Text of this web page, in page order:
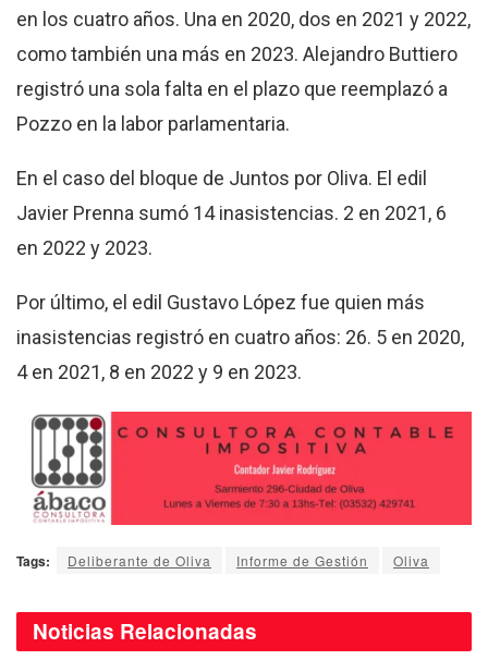
en los cuatro años. Una en 2020, dos en 2021 y 2022,
como también una más en 2023. Alejandro Buttiero
registró una sola falta en el plazo que reemplazó a
Pozzo en la labor parlamentaria.
En el caso del bloque de Juntos por Oliva. El edil
Javier Prenna sumó 14 inasistencias. 2 en 2021, 6
en 2022 y 2023.
Por último, el edil Gustavo López fue quien más
inasistencias registró en cuatro años: 26. 5 en 2020,
4 en 2021, 8 en 2022 y 9 en 2023.
Tags: Deliberante de Oliva Informe de Gestión Oliva
Noticias Relacionadas